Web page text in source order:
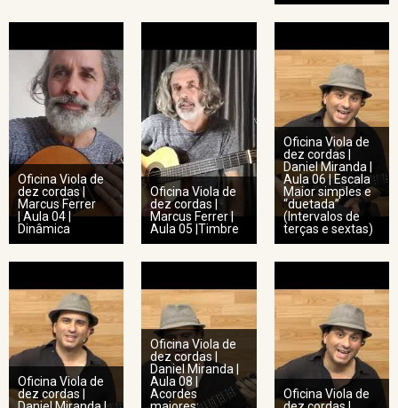
Oficina Viola de
dez cordas |
Marcus Ferrer
| Aula 04 |
Dinâmica
Oficina Viola de
dez cordas |
Marcus Ferrer |
Aula 05 |Timbre
Oficina Viola de
dez cordas |
Daniel Miranda |
Aula 06 | Escala
Maior simples e
“duetada”
(Intervalos de
terças e sextas)
Oficina Viola de
dez cordas |
Oficina Viola de
dez cordas |
Daniel Miranda |
Aula 08 |
Acordes
Oficina Viola de